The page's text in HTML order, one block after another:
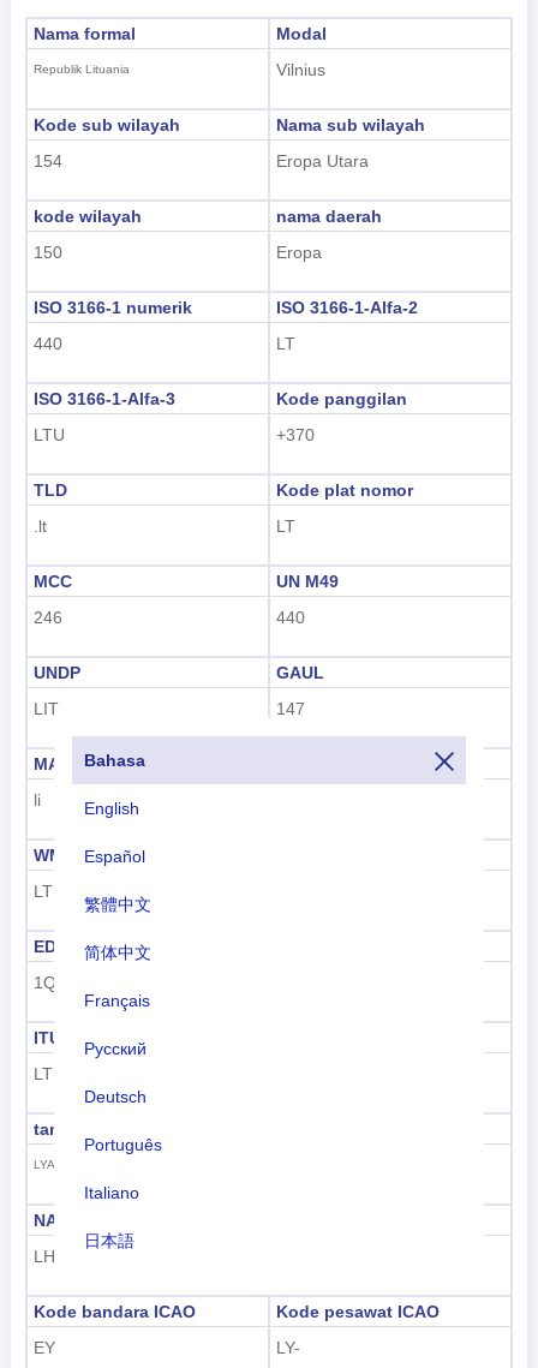
Bahasa
English
Español
繁體中文
简体中文
Français
Русский
Deutsch
Português
Italiano
日本語
Nama formal
Republik Lituania
Modal
Vilnius
Kode sub wilayah
154
Nama sub wilayah
Eropa Utara
kode wilayah
150
nama daerah
Eropa
ISO 3166-1 numerik
440
ISO 3166-1-Alfa-2
LT
ISO 3166-1-Alfa-3
LTU
Kode panggilan
+370
TLD
.lt
Kode plat nomor
LT
MCC
246
UN M49
440
UNDP
LIT
GAUL
147
MARC
li
WMO
LT
EDGAR
1Q
ITU
LTU
tanda panggilan ITU
LYA-LYZ
NATO dua huruf
LH
Kode bandara ICAO
EY
Kode pesawat ICAO
LY-